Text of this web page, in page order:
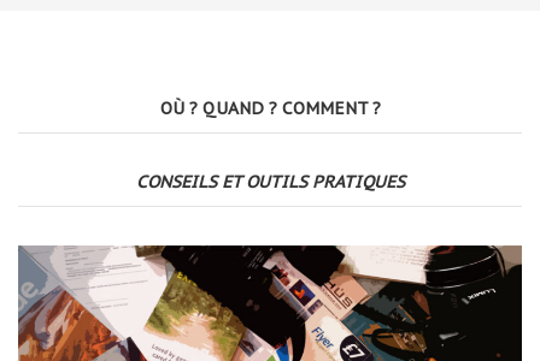
OÙ ? QUAND ? COMMENT ?
CONSEILS ET OUTILS PRATIQUES